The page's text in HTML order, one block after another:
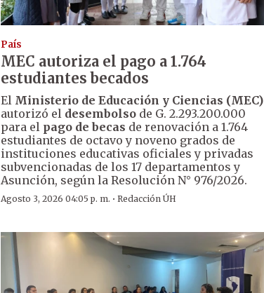
País
MEC autoriza el pago a 1.764
estudiantes becados
El Ministerio de Educación y Ciencias (MEC)
autorizó el desembolso de G. 2.293.200.000
para el pago de becas de renovación a 1.764
estudiantes de octavo y noveno grados de
instituciones educativas oficiales y privadas
subvencionadas de los 17 departamentos y
Asunción, según la Resolución N° 976/2026.
Agosto 3, 2026 04:05 p. m. ·Redacción ÚH